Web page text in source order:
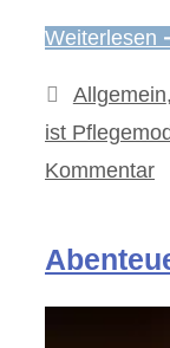
Weiterlesen
Kategorien
Allgemein,
ist
Kommentar